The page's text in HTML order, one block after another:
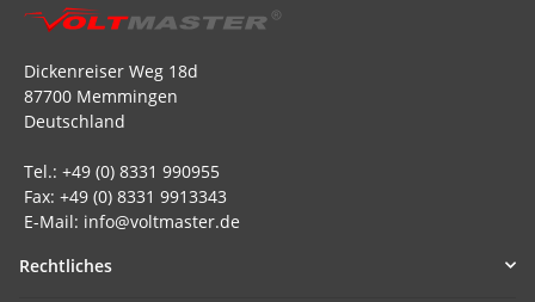
Dickenreiser Weg 18d
87700 Memmingen
Deutschland
Tel.: +49 (0) 8331 990955
Fax: +49 (0) 8331 9913343
E-Mail: info@voltmaster.de
Rechtliches